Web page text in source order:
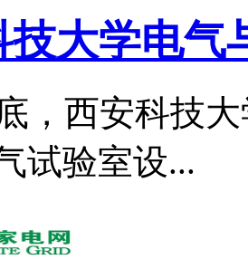
技大学电气
，西安科技
试验室设...